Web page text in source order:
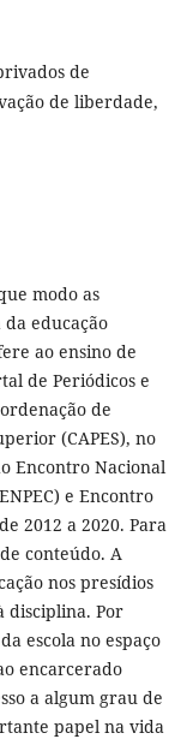
de
de liberdade,
modo as
educação
ao ensino de
de Periódicos e
de
(CAPES), no
Encontro Nacional
e Encontro
2012 a 2020. Para
conteúdo. A
nos presídios
disciplina. Por
escola no espaço
encarcerado
a algum grau de
papel na vida